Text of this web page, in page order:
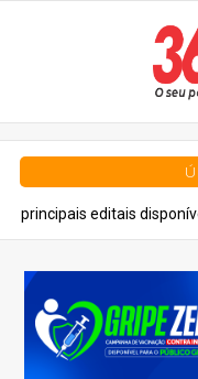
disponíveis em São